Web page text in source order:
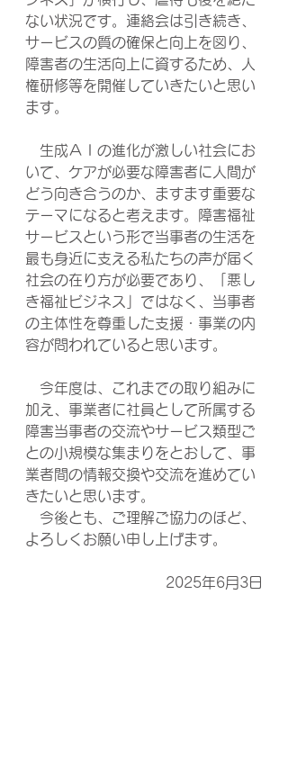
ない状況です。連絡会は引き続き、
サービスの質の確保と向上を図り、
障害者の生活向上に資するため、人
権研修等を開催していきたいと思い
ます。
生成ＡＩの進化が激しい社会にお
いて、ケアが必要な障害者に人間が
どう向き合うのか、ますます重要な
テーマになると考えます。障害福祉
サービスという形で当事者の生活を
最も身近に支える私たちの声が届く
社会の在り方が必要であり、「悪し
き福祉ビジネス」ではなく、当事者
の主体性を尊重した支援・事業の内
容が問われていると思います。
今年度は、これまでの取り組みに
加え、事業者に社員として所属する
障害当事者の交流やサービス類型ご
との小規模な集まりをとおして、事
業者間の情報交換や交流を進めてい
きたいと思います。
今後とも、ご理解ご協力のほど、
よろしくお願い申し上げます。
2025年6月3日